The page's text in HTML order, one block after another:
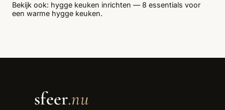
Bekijk ook: hygge keuken inrichten — 8 essentials voor
een warme hygge keuken.
sfeer.nu